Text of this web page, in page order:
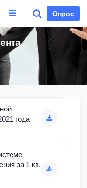
Опрос
года
за 1 кв.